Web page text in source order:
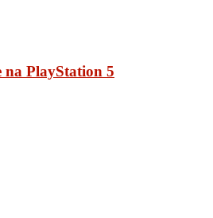
na PlayStation 5